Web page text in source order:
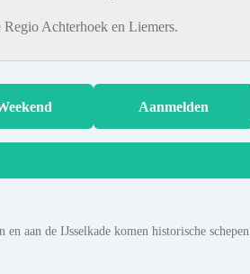
Achterhoek en Liemers.
Aanmelden
aan de IJsselkade komen historische schepen